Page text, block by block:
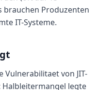
brauchen Produzenten
IT-Systeme.
Vulnerabilitaet von JIT-
legte